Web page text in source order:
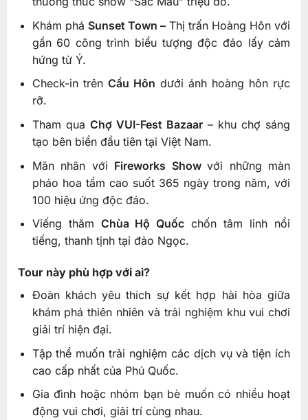
Khám phá Sunset Town – Thị trấn Hoàng Hôn với
gần 60 công trình biểu tượng độc đáo lấy cảm
hứng từ Ý.
Check-in trên Cầu Hôn dưới ánh hoàng hôn rực
rỡ.
Tham qua Chợ VUI-Fest Bazaar – khu chợ sáng
tạo bên biển đầu tiên tại Việt Nam.
Mãn nhãn với Fireworks Showvới những màn
pháo hoa tầm cao suốt 365 ngày trong năm, với
100 hiệu ứng độc đáo.
Viếng thăm Chùa Hộ Quốc chốn tâm linh nổi
tiếng, thanh tịnh tại đảo Ngọc.
Tour này phù hợp với ai?
Đoàn khách yêu thích sự kết hợp hài hòa giữa
khám phá thiên nhiên và trải nghiệm khu vui chơi
giải trí hiện đại.
Tập thể muốn trải nghiệm các dịch vụ và tiện ích
cao cấp nhất của Phú Quốc.
Gia đình hoặc nhóm bạn bè muốn có nhiều hoạt
động vui chơi, giải trí cùng nhau.